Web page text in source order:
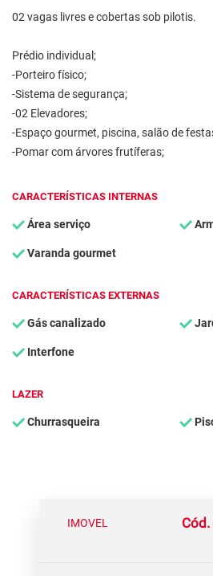
02 vagas livres e cobertas sob pilotis.
Prédio individual;
-Porteiro físico;
-Sistema de segurança;
-02 Elevadores;
-Espaço gourmet, piscina, salão de
-Pomar com árvores frutíferas;
CARACTERÍSTICAS INTERNAS
Área serviço
Varanda gourmet
CARACTERÍSTICAS EXTERNAS
Gás canalizado
Interfone
LAZER
Churrasqueira
IMOVEL